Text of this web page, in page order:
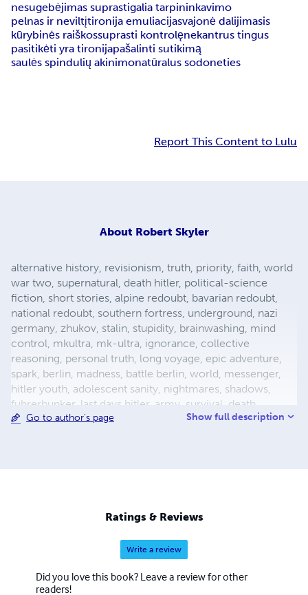
nesugebėjimas suprastigalia tarpininkavimo
pelnas ir neviltįtironija emuliacijasvajonė dalijimasis
kūrybinės raiškossuprasti kontrolęnekantrus tingus
pasitikėti yra tironijapašalinti sutikimą
saulės spindulių akinimonatūralus sodoneties
Report This Content to Lulu
About Robert Skyler
alternative history, revisionism, truth, priority, faith, world
war two, supernatural, death hitler, political-science
fiction, short stories, alpine redoubt, bavarian redoubt,
national redoubt, southern fortress, underground, nazi
germany, zhukov, stalin, stupidity, brainwashing, mind
control, mkultra, mk-ultra, ignorance, collective
reasoning, personal truth, long voyage, epic adventure,
spark, berlin, madness, battle berlin, world, messenger,
hitler youth, adolescent sanity, nightmares, shadows,
fuhrerbunker, last days hitler, army, survival, death,
mortality, reich chancellery, drunk guard, dealing with
forgiveness, esp, breakthrough, surrender, slavery,
holocaust, defensive positions, ration
Go to author's page Show full description
Ratings & Reviews
Write a review
Did you love this book? Leave a review for other
readers!